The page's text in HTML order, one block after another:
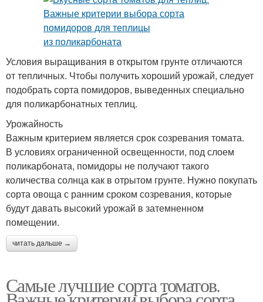
Условия выращивания в открытом грунте отличаются
от тепличных. Чтобы получить хороший урожай, следует
подобрать сорта помидоров, выведенных специально
для поликарбонатных теплиц.
Урожайность
Важным критерием является срок созревания томата.
В условиях ограниченной освещенности, под слоем
поликарбоната, помидоры не получают такого
количества солнца как в отрытом грунте. Нужно покупать
сорта овоща с ранним сроком созревания, которые
будут давать высокий урожай в затемненном
помещении.
читать дальше →
Самые лучшие сорта томатов.